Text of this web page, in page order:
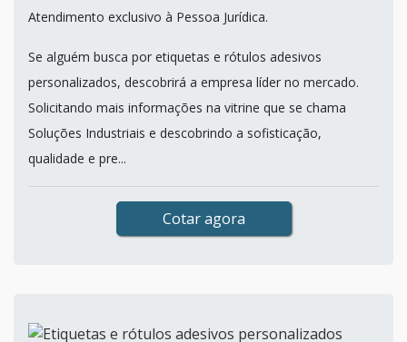
Atendimento exclusivo à Pessoa Jurídica.
Se alguém busca por etiquetas e rótulos adesivos
personalizados, descobrirá a empresa líder no mercado.
Solicitando mais informações na vitrine que se chama
Soluções Industriais e descobrindo a sofisticação,
qualidade e pre...
Cotar agora